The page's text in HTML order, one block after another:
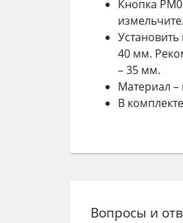
Кнопка
40 мм.
– 35 мм.
Материал
В
Вопросы и